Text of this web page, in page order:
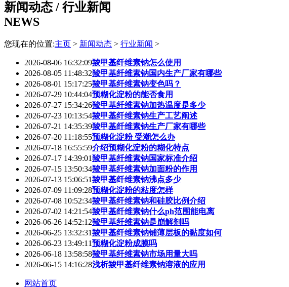
新闻动态 / 行业新闻
NEWS
您现在的位置:主页 > 新闻动态 > 行业新闻 >
2026-08-06 16:32:09羧甲基纤维素钠怎么使用
2026-08-05 11:48:32羧甲基纤维素钠国内生产厂家有哪些
2026-08-01 15:17:25羧甲基纤维素钠变色吗？
2026-07-29 10:44:04预糊化淀粉的能否食用
2026-07-27 15:34:26羧甲基纤维素钠加热温度是多少
2026-07-23 10:13:54羧甲基纤维素钠生产工艺阐述
2026-07-21 14:35:39羧甲基纤维素钠生产厂家有哪些
2026-07-20 11:18:55预糊化淀粉 受潮怎么办
2026-07-18 16:55:59介绍预糊化淀粉的糊化特点
2026-07-17 14:39:01羧甲基纤维素钠国家标准介绍
2026-07-15 13:50:34羧甲基纤维素钠加面粉的作用
2026-07-13 15:06:51羧甲基纤维素钠沸点多少
2026-07-09 11:09:28预糊化淀粉的粘度怎样
2026-07-08 10:52:34羧甲基纤维素钠和硅胶比例介绍
2026-07-02 14:21:54羧甲基纤维素钠什么ph范围能电离
2026-06-26 14:52:12羧甲基纤维素钠是崩解剂吗
2026-06-25 13:32:31羧甲基纤维素钠铺薄层板的黏度如何
2026-06-23 13:49:11预糊化淀粉成膜吗
2026-06-18 13:58:58羧甲基纤维素钠市场用量大吗
2026-06-15 14:16:28浅析羧甲基纤维素钠溶液的应用
网站首页